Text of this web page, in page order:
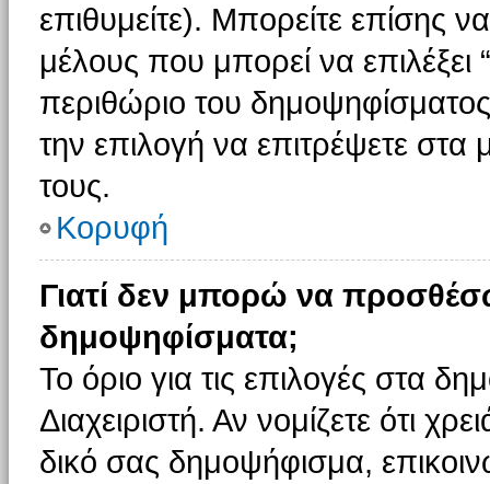
επιθυμείτε). Μπορείτε επίσης
μέλους που μπορεί να επιλέξει
περιθώριο του
την επιλογή να επιτρέψετε στα
τους.
Κορυφή
Γιατί δεν μπορώ να
δημοψηφίσματα;
Το όριο για τις επιλογές στα
Διαχειριστή. Αν νομίζετε ότι
δικό σας δημοψήφισμα,